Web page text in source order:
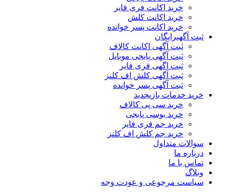
خرید اکانت فری فایر
خرید اکانت کلش
خرید اکانت پسر خوانده
ثبت آگهیرایگان
ثبت آگهی اکانت کالاف
ثبت آگهی پابجی موبایل
ثبت اگهی فری فایر
ثبت آگهی کلش اف کلنز
ثبت آگهی پسر خوانده
خرید خدمات بازیجدید
خرید سی پی کالاف
خرید یوسی پابجی
خرید جم فری فایر
خرید جم کلش اف کلنز
سوالات متداول
درباره ما
تماس با ما
وبلاگ
سیاست مرجوعی و عودت وجه